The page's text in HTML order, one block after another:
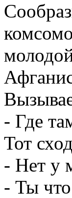
- Где
Тот
- Нет у
- Ты